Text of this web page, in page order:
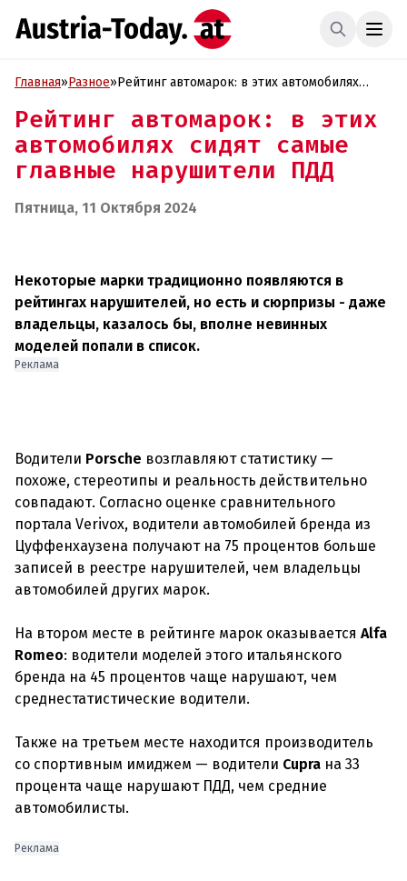
Главная»Разное»Рейтинг автомарок: в этих автомобилях
Рейтинг автомарок: в этих
автомобилях сидят самые
главные нарушители ПДД
Пятница, 11 Октября 2024
Некоторые марки традиционно появляются в
рейтингах нарушителей, но есть и сюрпризы - даже
владельцы, казалось бы, вполне невинных
моделей попали в список.
Реклама
Водители Porsche возглавляют статистику —
похоже, стереотипы и реальность действительно
совпадают. Согласно оценке сравнительного
портала Verivox, водители автомобилей бренда из
Цуффенхаузена получают на 75 процентов больше
записей в реестре нарушителей, чем владельцы
автомобилей других марок.
На втором месте в рейтинге марок оказывается Alfa
Romeo: водители моделей этого итальянского
бренда на 45 процентов чаще нарушают, чем
среднестатистические водители.
Также на третьем месте находится производитель
со спортивным имиджем — водители Cupra на 33
процента чаще нарушают ПДД, чем средние
автомобилисты.
Реклама